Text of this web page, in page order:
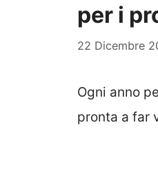
per i
22 Dicembre
Ogni anno
pronta a far